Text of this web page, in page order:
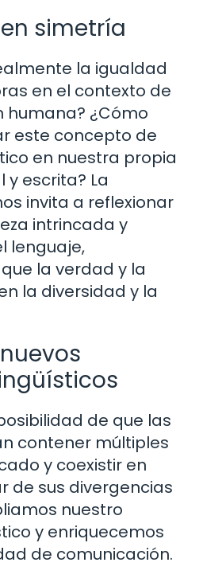
simetría
la igualdad
en el contexto de
humana? ¿Cómo
este concepto de
en nuestra propia
y escrita? La
invita a reflexionar
intrincada y
lenguaje,
la verdad y la
la diversidad y la
de que las
contener múltiples
y coexistir en
de sus divergencias
nuestro
y enriquecemos
de comunicación.